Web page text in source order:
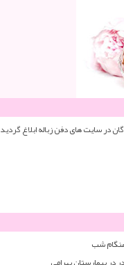
در سایت های دفن زباله ابلاغ گردید